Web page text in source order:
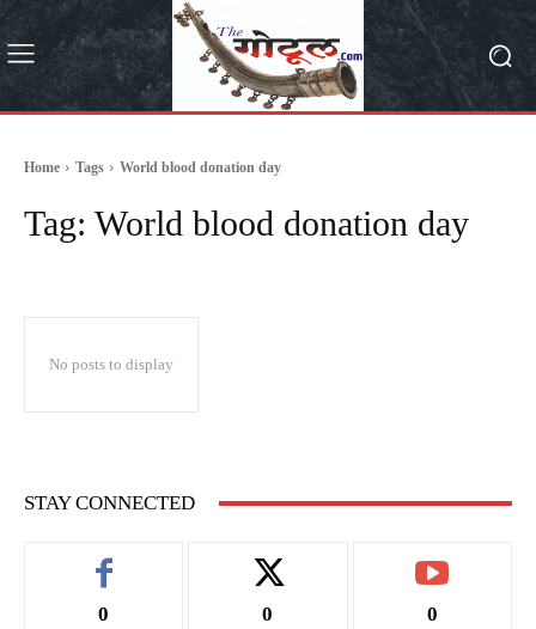
Home Tags World blood donation day
Tag: World blood donation day
No posts to display
STAY CONNECTED
0 0 0